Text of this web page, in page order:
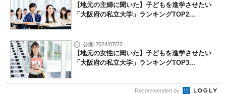
【地元の主婦に聞いた】子どもを進学させたい
「大阪府の私立大学」ランキングTOP2...
公開 2024/07/22
【地元の女性に聞いた】子どもを進学させたい
「大阪府の私立大学」ランキングTOP3...
Recommended by